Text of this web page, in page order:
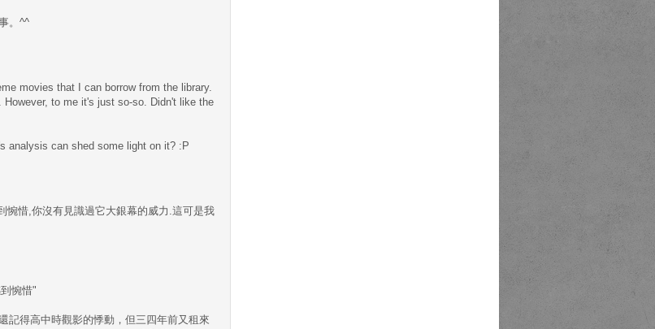
。^^
movies that I can borrow from the library.
to me it's just so-so. Didn't like the
analysis can shed some light on it? :P
惋惜,你沒有見識過它大銀幕的威力.這可是我
惋惜"
記得高中時觀影的悸動，但三四年前又租來